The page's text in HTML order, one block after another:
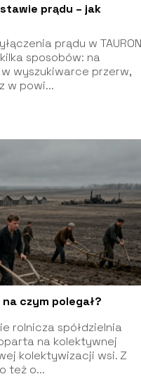
prądu – jak
prądu w
sposobów: na
wyszukiwarce przerw,
w powi...
czym polegał?
rolnicza spółdzielnia
na kolektywnej
kolektywizacji wsi. Z
też o...